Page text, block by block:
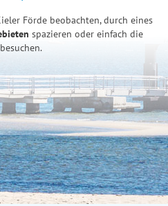
Förde beobachten, durch eines
spazieren oder einfach die